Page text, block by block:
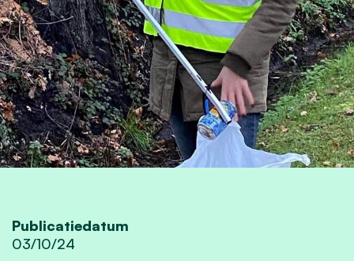
Publicatiedatum
03/10/24